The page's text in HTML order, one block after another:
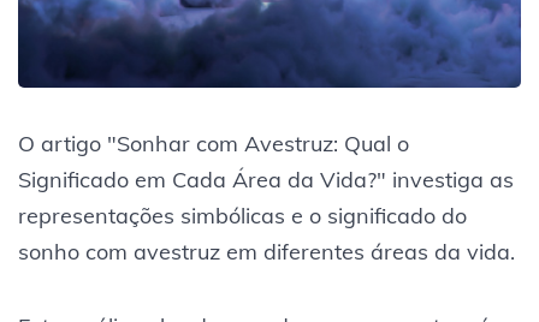
O artigo "Sonhar com Avestruz: Qual o
Significado em Cada Área da Vida?" investiga as
representações simbólicas e o significado do
sonho com avestruz em diferentes áreas da vida.